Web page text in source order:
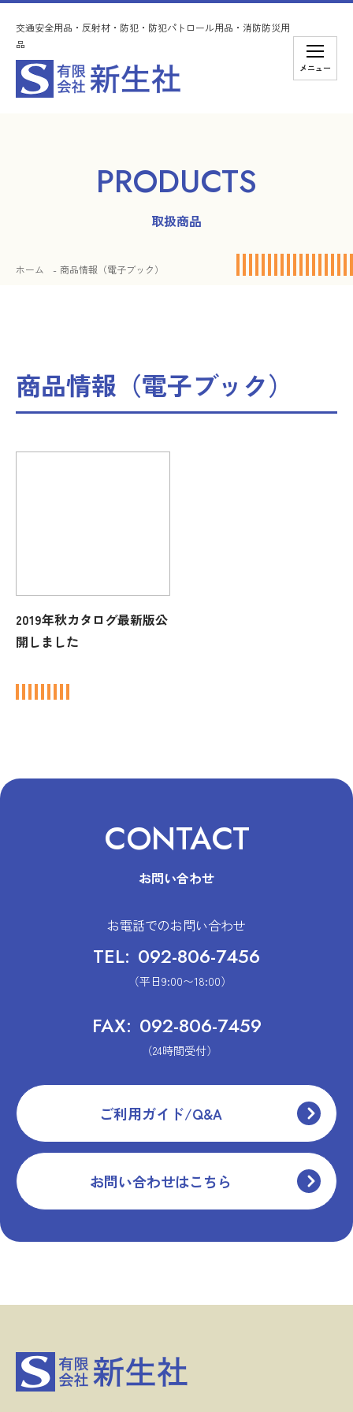
交通安全用品・反射材・防犯・防犯パトロール用品・消防防災用
品
メニュー
PRODUCTS
取扱商品
ホーム 商品情報（電子ブック）
商品情報（電子ブック）
2019年秋カタログ最新版公
開しました
CONTACT
お問い合わせ
お電話でのお問い合わせ
TEL: 092-806-7456
（平日9:00〜18:00）
FAX: 092-806-7459
（24時間受付）
ご利用ガイド/Q&A
お問い合わせはこちら